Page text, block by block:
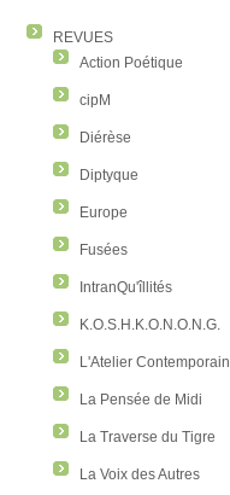
REVUES
Action Poétique
cipM
Diérèse
Diptyque
Europe
Fusées
IntranQu'îllités
K.O.S.H.K.O.N.O.N.G.
L'Atelier Contemporain
La Pensée de Midi
La Traverse du Tigre
La Voix des Autres